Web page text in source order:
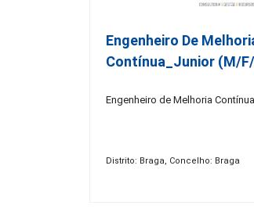
Engenheiro De
Contínua_Junior (m/
Engenheiro de Melhoria
Distrito: Braga, Concelho: Braga